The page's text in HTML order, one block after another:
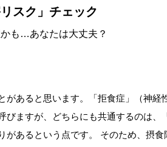
スク」チェック
も…あなたは大丈夫？
があると思います。「拒食症」（神
ますが、どちらにも共通するのは、
あるという点です。 そのため、摂